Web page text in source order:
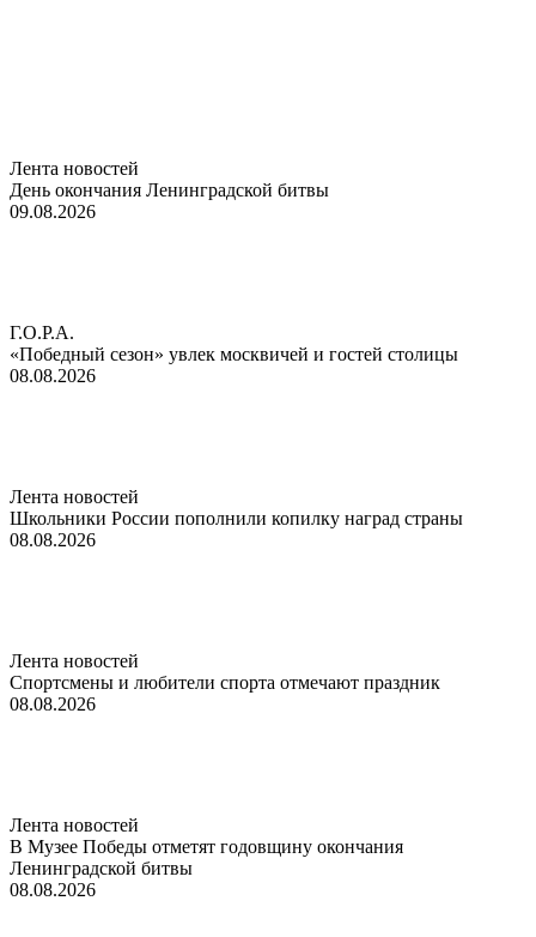
Лента новостей
День окончания Ленинградской битвы
09.08.2026
Г.О.Р.А.
«Победный сезон» увлек москвичей и гостей столицы
08.08.2026
Лента новостей
Школьники России пополнили копилку наград страны
08.08.2026
Лента новостей
Спортсмены и любители спорта отмечают праздник
08.08.2026
Лента новостей
В Музее Победы отметят годовщину окончания
Ленинградской битвы
08.08.2026